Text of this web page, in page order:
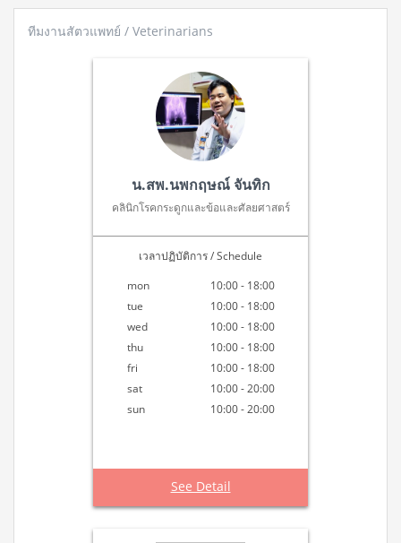
ทีมงานสัตวแพทย์ / Veterinarians
น.สพ.นพกฤษณ์ จันทิก
คลินิกโรคกระดูกและข้อและศัลยศาสตร์
เวลาปฏิบัติการ / Schedule
mon
10:00 - 18:00
tue
10:00 - 18:00
wed
10:00 - 18:00
thu
10:00 - 18:00
fri
10:00 - 18:00
sat
10:00 - 20:00
sun
10:00 - 20:00
See Detail